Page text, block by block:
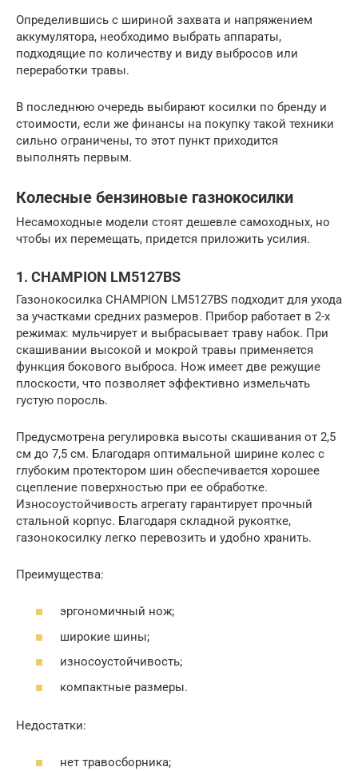
Определившись с шириной захвата и напряжением
аккумулятора, необходимо выбрать аппараты,
подходящие по количеству и виду выбросов или
переработки травы.
В последнюю очередь выбирают косилки по бренду и
стоимости, если же финансы на покупку такой техники
сильно ограничены, то этот пункт приходится
выполнять первым.
Колесные бензиновые газнокосилки
Несамоходные модели стоят дешевле самоходных, но
чтобы их перемещать, придется приложить усилия.
1. CHAMPION LM5127BS
Газонокосилка CHAMPION LM5127BS подходит для ухода
за участками средних размеров. Прибор работает в 2-х
режимах: мульчирует и выбрасывает траву набок. При
скашивании высокой и мокрой травы применяется
функция бокового выброса. Нож имеет две режущие
плоскости, что позволяет эффективно измельчать
густую поросль.
Предусмотрена регулировка высоты скашивания от 2,5
см до 7,5 см. Благодаря оптимальной ширине колес с
глубоким протектором шин обеспечивается хорошее
сцепление поверхностью при ее обработке.
Износоустойчивость агрегату гарантирует прочный
стальной корпус. Благодаря складной рукоятке,
газонокосилку легко перевозить и удобно хранить.
Преимущества:
эргономичный нож;
широкие шины;
износоустойчивость;
компактные размеры.
Недостатки:
нет травосборника;